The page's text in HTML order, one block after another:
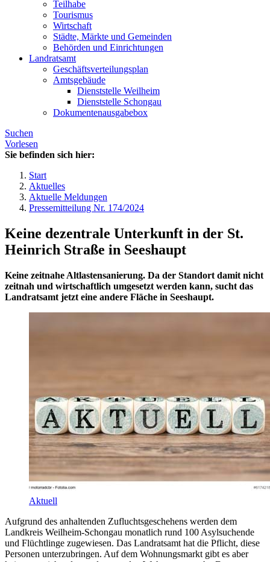
Teilhabe
Tourismus
Wirtschaft
Städte, Märkte und Gemeinden
Behörden und Einrichtungen
Landratsamt
Geschäftsverteilungsplan
Amtsgebäude
Dienststelle Weilheim
Dienststelle Schongau
Dokumentenausgabebox
Suchen
Vorlesen
Sie befinden sich hier:
Start
Aktuelles
Aktuelle Meldungen
Pressemitteilung Nr. 174/2024
Keine dezentrale Unterkunft in der St.
Heinrich Straße in Seeshaupt
Keine zeitnahe Altlastensanierung. Da der Standort damit nicht
zeitnah und wirtschaftlich umgesetzt werden kann, sucht das
Landratsamt jetzt eine andere Fläche in Seeshaupt.
Aktuell
Aufgrund des anhaltenden Zufluchtsgeschehens werden dem
Landkreis Weilheim-Schongau monatlich rund 100 Asylsuchende
und Flüchtlinge zugewiesen. Das Landratsamt hat die Pflicht, diese
Personen unterzubringen. Auf dem Wohnungsmarkt gibt es aber